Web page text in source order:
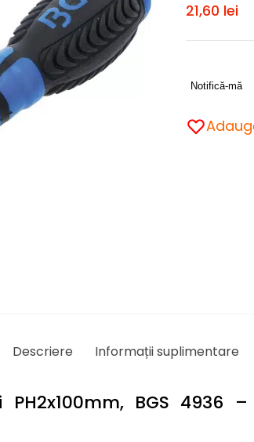
21,60 lei
Notifică-mă
Descriere Informații suplimentare
BGS 4936